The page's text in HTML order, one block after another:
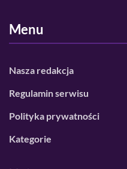
Menu
Nasza redakcja
Regulamin serwisu
Polityka prywatności
Kategorie